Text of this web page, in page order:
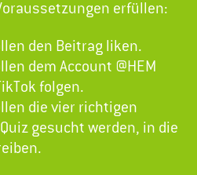
erfüllen:
den Beitrag liken.
dem Account @HEM
folgen.
die vier richtigen
gesucht werden, in die